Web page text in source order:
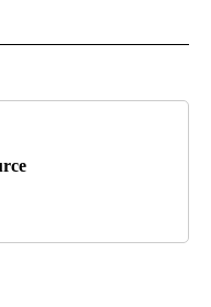
NOTIFICATIONS ABOUT